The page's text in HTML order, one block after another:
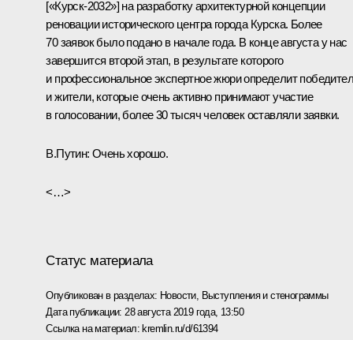
[«Курск‑2032»] на разработку архитектурной концепции
реновации исторического центра города Курска. Более
70 заявок было подано в начале года. В конце августа у нас
завершится второй этап, в результате которого
и профессиональное экспертное жюри определит
и жители, которые очень активно принимают участие
в голосовании, более 30 тысяч человек оставляли заявки.
В.Путин: Очень хорошо.
<…>
Статус материала
Опубликован в разделах: Новости, Выступления и стенограммы
Дата публикации: 28 августа 2019 года, 13:50
Ссылка на материал: kremlin.ru/d/61394